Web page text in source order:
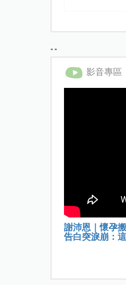
" "
影音專區
謝沛恩｜懷孕
告白突淚崩：